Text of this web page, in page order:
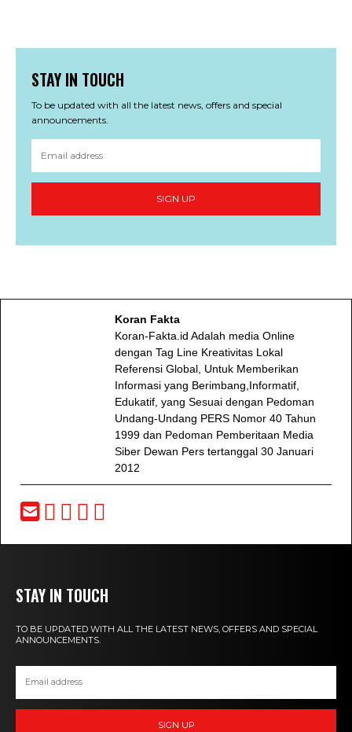
STAY IN TOUCH
To be updated with all the latest news, offers and special
announcements.
SIGN UP
Koran Fakta
Koran-Fakta.id Adalah media Online
dengan Tag Line Kreativitas Lokal
Referensi Global, Untuk Memberikan
Informasi yang Berimbang,Informatif,
Edukatif, yang Sesuai dengan Pedoman
Undang-Undang PERS Nomor 40 Tahun
1999 dan Pedoman Pemberitaan Media
Siber Dewan Pers tertanggal 30 Januari
2012
STAY IN TOUCH
TO BE UPDATED WITH ALL THE LATEST NEWS, OFFERS AND SPECIAL
ANNOUNCEMENTS.
SIGN UP